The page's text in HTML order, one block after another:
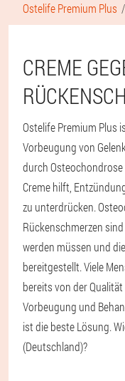
Ostelife Premium Plus
CREME
Ostelife Premium Plus
Vorbeugung von
durch Osteochondrose
Creme hilft,
zu unterdrücken.
Rückenschmerzen
werden müssen und
bereitgestellt. Viele
bereits von der
Vorbeugung und
ist die beste Lösung.
(Deutschland)?